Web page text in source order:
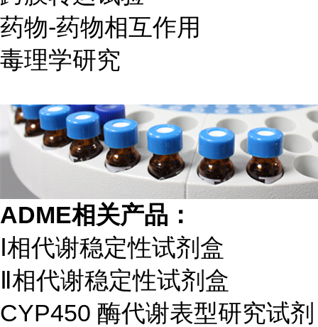
药物-药物相互作用
毒理学研究
ADME相关产品：
Ⅰ相代谢稳定性试剂盒
Ⅱ相代谢稳定性试剂盒
CYP450 酶代谢表型研究试剂